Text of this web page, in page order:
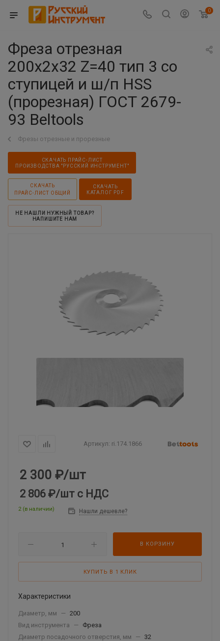
0
Фреза отрезная
200х2х32 Z=40 тип 3 со
ступицей и ш/п HSS
(прорезная) ГОСТ 2679-
93 Beltools
Фрезы отрезные и прорезные
СКАЧАТЬ ПРАЙС-ЛИСТ
ПРОИЗВОДСТВА "РУССКИЙ ИНСТРУМЕНТ"
СКАЧАТЬ
ПРАЙС-ЛИСТ ОБЩИЙ
СКАЧАТЬ
КАТАЛОГ PDF
НЕ НАШЛИ НУЖНЫЙ ТОВАР?
НАПИШИТЕ НАМ
Артикул: ri.174.1866
2 300 ₽/шт
2 806 ₽/шт с НДС
2 (в наличии) Нашли дешевле?
В КОРЗИНУ
КУПИТЬ В 1 КЛИК
Характеристики
Диаметр, мм — 200
Вид инструмента
—
Фреза
Диаметр посадочного отверстия, мм
— 32